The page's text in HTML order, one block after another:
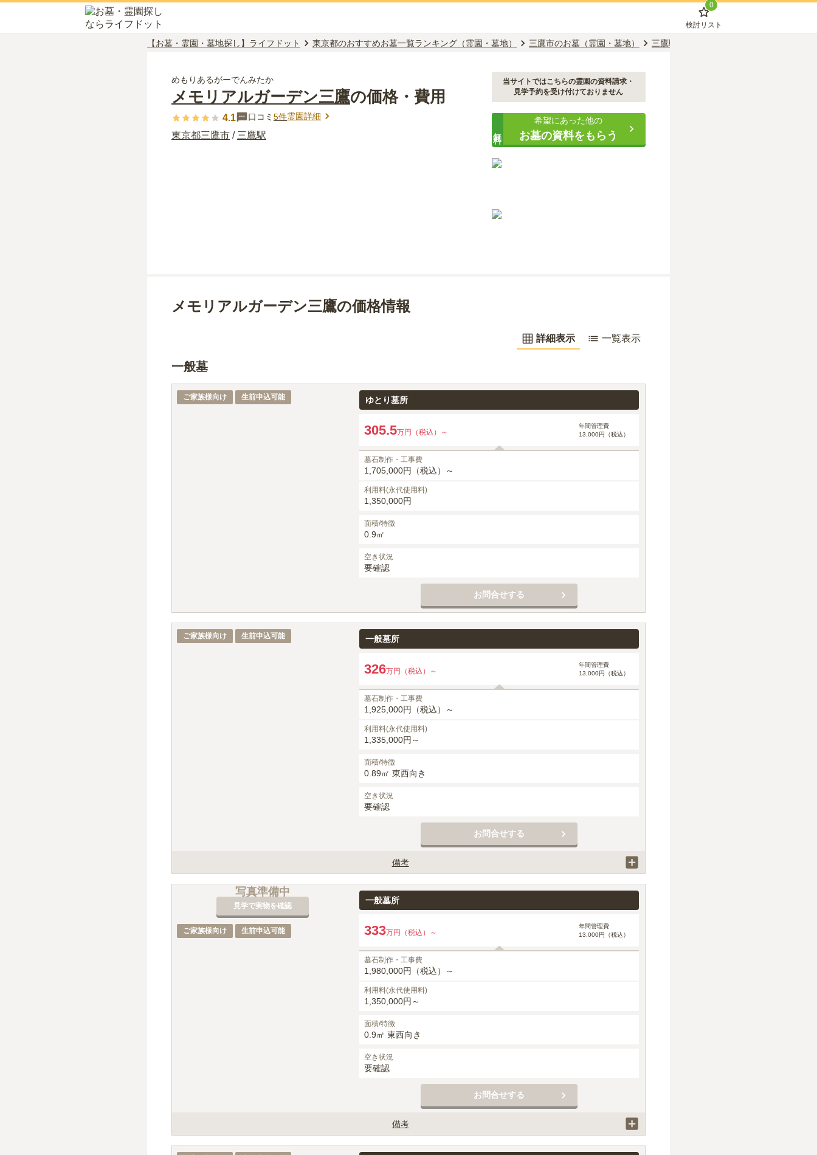
0
検討リスト
【お墓・霊園・墓地探し】ライフドット 東京都のおすすめお墓一覧ランキング（霊園・墓地） 三鷹市のお墓（霊園・墓地） 三鷹駅のお墓（霊園・墓地）
めもりあるがーでんみたか
メモリアルガーデン三鷹の価格・費用
4.1 口コミ 5件霊園詳細
東京都三鷹市 / 三鷹駅
当サイトではこちらの霊園の資料請求・
見学予約を受け付けておりません
希望にあった他の
お墓の資料をもらう
メモリアルガーデン三鷹の価格情報
詳細表示 一覧表示
一般墓
ご家族様向け 生前申込可能 ゆとり墓所
305.5万円（税込）～
年間管理費
13,000円（税込）
墓石制作・工事費
1,705,000円（税込）～
利用料(永代使用料)
1,350,000円
面積/特徴
0.9㎡
空き状況
要確認
お問合せする
ご家族様向け 生前申込可能 一般墓所
326万円（税込）～
年間管理費
13,000円（税込）
墓石制作・工事費
1,925,000円（税込）～
利用料(永代使用料)
1,335,000円～
面積/特徴
0.89㎡ 東西向き
空き状況
要確認
お問合せする
備考
標準彫刻（正面・建立年月・建立者名・家紋）は、墓石工事代に含みます。
デザイン彫刻・イラスト等は、別途御見積りとなります。
戒名彫刻料金は、建墓時38,500円（税込）、追加時50,000円（税込）～がかかります。
別途、手桶使用料5,000円（税込）がかかります。
写真準備中
見学で実物を確認
ご家族様向け 生前申込可能
一般墓所
333万円（税込）～
年間管理費
13,000円（税込）
墓石制作・工事費
1,980,000円（税込）～
利用料(永代使用料)
1,350,000円～
面積/特徴
0.9㎡ 東西向き
空き状況
要確認
お問合せする
備考